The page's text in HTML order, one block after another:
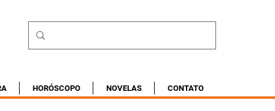
HORÓSCOPO NOVELAS CONTATO